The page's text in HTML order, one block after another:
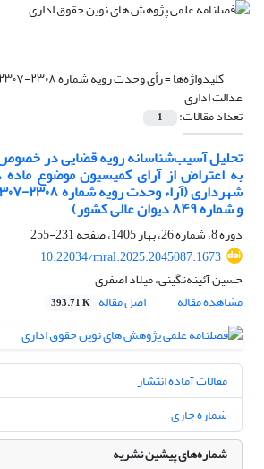
کلیدواژه‌ها =
عدالت اداری
تعداد مقالات: 1
تحلیل آسیب‌شناسانه رویه قضایی در
و شماره ۸۴۹ دیوان عالی کشور)
دوره 8، شماره 26، بهار 1405، صفحه
231-255
10.22034/mral.2025.2045087.1673
حسین آئینه‌نگینی، میلاد اصفری
مشاهده مقاله
اصل مقاله 393.71 K
مقالات آماده انتشار
شماره جاری
شماره‌های پیشین نشریه